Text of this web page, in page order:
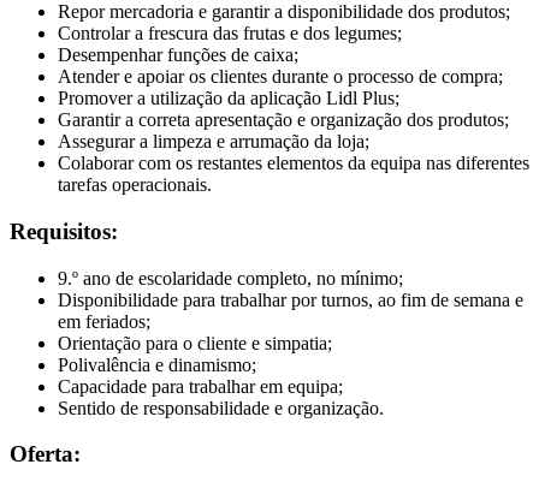
Repor mercadoria e garantir a disponibilidade dos produtos;
Controlar a frescura das frutas e dos legumes;
Desempenhar funções de caixa;
Atender e apoiar os clientes durante o processo de compra;
Promover a utilização da aplicação Lidl Plus;
Garantir a correta apresentação e organização dos produtos;
Assegurar a limpeza e arrumação da loja;
Colaborar com os restantes elementos da equipa nas diferentes
tarefas operacionais.
Requisitos:
9.º ano de escolaridade completo, no mínimo;
Disponibilidade para trabalhar por turnos, ao fim de semana e
em feriados;
Orientação para o cliente e simpatia;
Polivalência e dinamismo;
Capacidade para trabalhar em equipa;
Sentido de responsabilidade e organização.
Oferta: